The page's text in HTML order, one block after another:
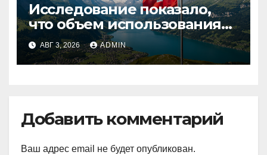
Исследование показало,
что объем использования
криптовалют в Швейцарии
в два раза превышает
аналогичный показатель в
АВГ 3, 2026 ADMIN
Добавить комментарий
Ваш адрес email не будет опубликован.